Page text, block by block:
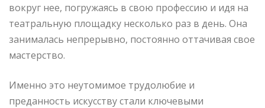
вокруг нее, погружаясь в свою профессию и идя на
театральную площадку несколько раз в день. Она
занималась непрерывно, постоянно оттачивая свое
мастерство.
Именно это неутомимое трудолюбие и
преданность искусству стали ключевыми